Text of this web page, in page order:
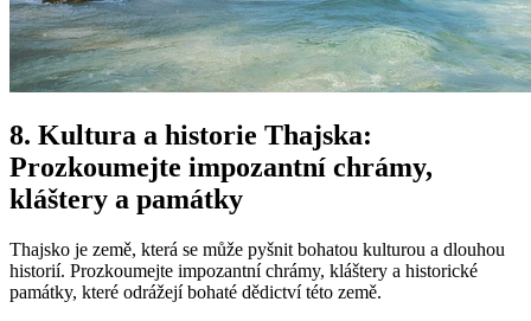
8. Kultura a historie Thajska:
Prozkoumejte impozantní chrámy,
kláštery a památky
Thajsko je země, která se může pyšnit bohatou kulturou a dlouhou
historií. Prozkoumejte impozantní chrámy, kláštery a historické
památky, které odrážejí bohaté dědictví této země.